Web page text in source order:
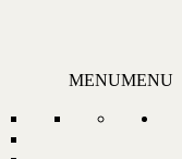
MENUMENU